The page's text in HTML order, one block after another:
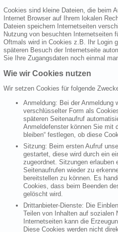
Cookies sind kleine Dateien, die beim
Internet Browser auf Ihrem lokalen
Dateien speichern Internetseiten
Nutzung von besuchten Internetseiten
Oftmals wird in Cookies z.B. Ihr Login
späteren Besuch der Internetseite
Sie Ihre Zugangsdaten noch einmal
Wie wir Cookies nutzen
Wir setzen Cookies für folgende
Anmeldung: Bei der Anmeldung
verschlüsselter Form als
späteren Seitenaufruf
Anmeldefenster können Sie mit
bleiben“ festlegen, ob diese
Sitzung: Beim ersten Aufruf
gestartet, diese wird durch ein
zugeordnet. Sitzungen erlauben
Seitenaufrufen wieder zu
bereitstellen zu können. Es
Cookies, dass beim Beenden
gelöscht wird.
Drittanbieter-Dienste: Die
Teilen von Inhalten auf sozialen
Internetseiten kann die
Diese Cookies werden nicht